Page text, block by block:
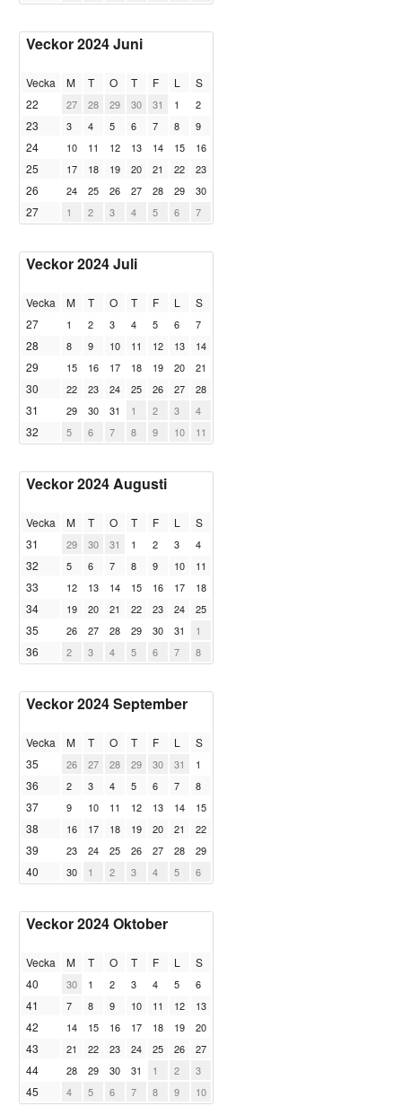
Veckor 2024 Juni
Vecka M T O T F L
S
22
27 28 29 30 31 1 2
23 3 4 5 6 7 8 9
24 10 11 12 13 14 15 16
25 17 18 19 20 21 22 23
26 24 25 26 27 28 29 30
27 1 2 3 4 5 6 7
Veckor 2024 Juli
Vecka M T O T F L
S
27
1 2 3 4 5 6 7
28 8 9 10 11 12 13 14
29 15 16 17 18 19 20 21
30 22 23 24 25 26 27 28
31 29 30 31 1 2 3 4
32 5 6 7 8 9 10 11
Veckor 2024 Augusti
Vecka M T O T F L
S
31
29 30 31 1 2 3 4
32 5 6 7 8 9 10 11
33 12 13 14 15 16 17 18
34 19 20 21 22 23 24 25
35 26 27 28 29 30 31 1
36 2 3 4 5 6 7 8
Veckor 2024 September
Vecka M T O T F L
S
35
26 27 28 29 30 31 1
36 2 3 4 5 6 7 8
37 9 10 11 12 13 14 15
38 16 17 18 19 20 21 22
39 23 24 25 26 27 28 29
40 30 1 2 3 4 5 6
Veckor 2024 Oktober
Vecka M T O T F L
S
40
30 1 2 3 4 5 6
41 7 8 9 10 11 12 13
42 14 15 16 17 18 19 20
43 21 22 23 24 25 26 27
44 28 29 30 31 1 2 3
45 4 5 6 7 8 9 10